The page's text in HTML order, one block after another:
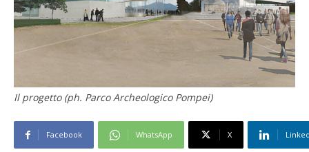
Il progetto (ph. Parco Archeologico Pompei)
Facebook WhatsApp X